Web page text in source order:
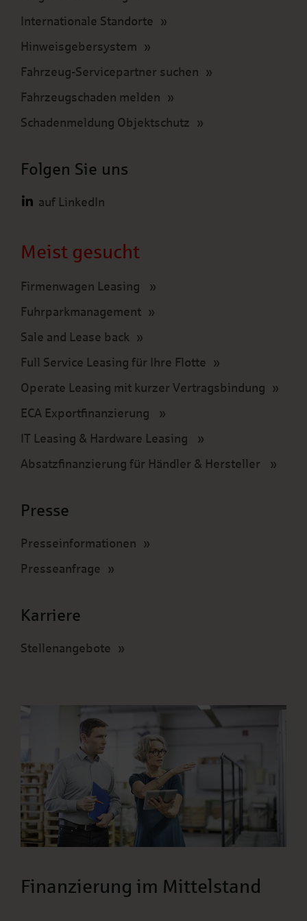
Internationale Standorte
Hinweisgebersystem
Fahrzeug-Servicepartner suchen
Fahrzeugschaden melden
Schadenmeldung Objektschutz
Folgen Sie uns
auf LinkedIn
Meist gesucht
Firmenwagen Leasing
Fuhrparkmanagement
Sale and Lease back
Full Service Leasing für Ihre Flotte
Operate Leasing mit kurzer Vertragsbindung
ECA Exportfinanzierung
IT Leasing & Hardware Leasing
Absatzfinanzierung für Händler & Hersteller
Presse
Presseinformationen
Presseanfrage
Karriere
Stellenangebote
Finanzierung im Mittelstand